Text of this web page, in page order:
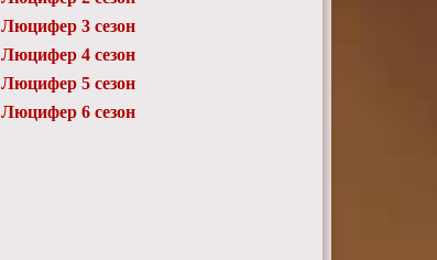
Люцифер 3 сезон
Люцифер 4 сезон
Люцифер 5 сезон
Люцифер 6 сезон